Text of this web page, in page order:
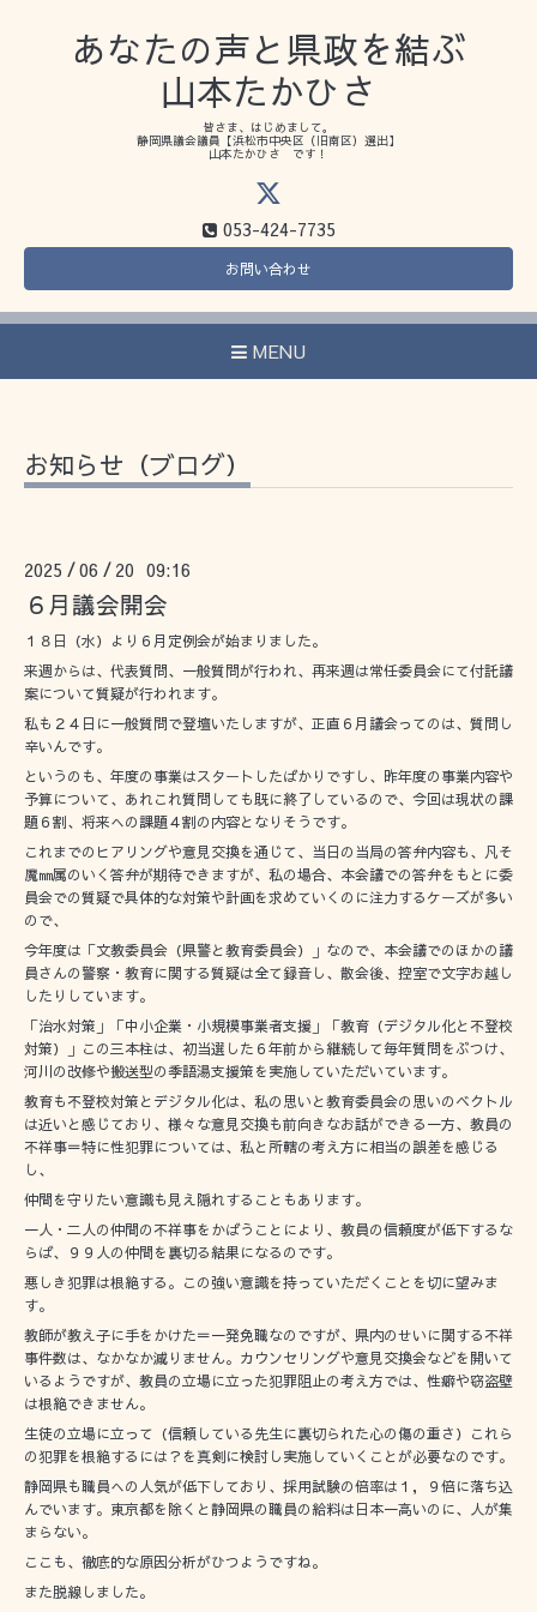
あなたの声と県政を結ぶ
山本たかひさ
皆さま、はじめまして。
静岡県議会議員【浜松市中央区（旧南区）選出】
山本たかひさ です！
053-424-7735
お問い合わせ
MENU
お知らせ（ブログ）
2025 /06 / 20 09:16
６月議会開会
１８日（水）より６月定例会が始まりました。
来週からは、代表質問、一般質問が行われ、再来週は常任委員会にて付託議
案について質疑が行われます。
私も２４日に一般質問で登壇いたしますが、正直６月議会ってのは、質問し
辛いんです。
というのも、年度の事業はスタートしたばかりですし、昨年度の事業内容や
予算について、あれこれ質問しても既に終了しているので、今回は現状の課
題６割、将来への課題４割の内容となりそうです。
これまでのヒアリングや意見交換を通じて、当日の当局の答弁内容も、凡そ
魔㎜属のいく答弁が期待できますが、私の場合、本会議での答弁をもとに委
員会での質疑で具体的な対策や計画を求めていくのに注力するケーズが多い
ので、
今年度は「文教委員会（県警と教育委員会）」なので、本会議でのほかの議
員さんの警察・教育に関する質疑は全て録音し、散会後、控室で文字お越し
したりしています。
「治水対策」「中小企業・小規模事業者支援」「教育（デジタル化と不登校
対策）」この三本柱は、初当選した６年前から継続して毎年質問をぶつけ、
河川の改修や搬送型の季語湯支援策を実施していただいています。
教育も不登校対策とデジタル化は、私の思いと教育委員会の思いのベクトル
は近いと感じており、様々な意見交換も前向きなお話ができる一方、教員の
不祥事＝特に性犯罪については、私と所轄の考え方に相当の誤差を感じる
し、
仲間を守りたい意識も見え隠れすることもあります。
一人・二人の仲間の不祥事をかばうことにより、教員の信頼度が低下するな
らば、９９人の仲間を裏切る結果になるのです。
悪しき犯罪は根絶する。この強い意識を持っていただくことを切に望みま
す。
教師が教え子に手をかけた＝一発免職なのですが、県内のせいに関する不祥
事件数は、なかなか減りません。カウンセリングや意見交換会などを開いて
いるようですが、教員の立場に立った犯罪阻止の考え方では、性癖や窃盗壁
は根絶できません。
生徒の立場に立って（信頼している先生に裏切られた心の傷の重さ）これら
の犯罪を根絶するには？を真剣に検討し実施していくことが必要なのです。
静岡県も職員への人気が低下しており、採用試験の倍率は１，９倍に落ち込
んでいます。東京都を除くと静岡県の職員の給料は日本一高いのに、人が集
まらない。
ここも、徹底的な原因分析がひつようですね。
また脱線しました。